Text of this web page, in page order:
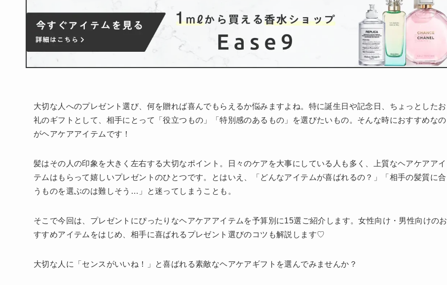
大切な人へのプレゼント選び、何を贈れば喜んでもらえるか悩みますよね。特に誕生日や記念日、ちょっとしたお
礼のギフトとして、相手にとって「役立つもの」「特別感のあるもの」を選びたいもの。そんな時におすすめなの
がヘアケアアイテムです！
髪はその人の印象を大きく左右する大切なポイント。日々のケアを大事にしている人も多く、上質なヘアケアアイ
テムはもらって嬉しいプレゼントのひとつです。とはいえ、「どんなアイテムが喜ばれるの？」「相手の髪質に合
うものを選ぶのは難しそう…」と迷ってしまうことも。
そこで今回は、プレゼントにぴったりなヘアケアアイテムを予算別に15選ご紹介します。女性向け・男性向けのお
すすめアイテムをはじめ、相手に喜ばれるプレゼント選びのコツも解説します♡
大切な人に「センスがいいね！」と喜ばれる素敵なヘアケアギフトを選んでみませんか？